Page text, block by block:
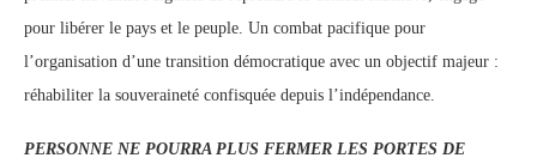
pour libérer le pays et le peuple. Un combat pacifique pour
l’organisation d’une transition démocratique avec un objectif majeur :
réhabiliter la souveraineté confisquée depuis l’indépendance.
PERSONNE NE POURRA PLUS FERMER LES PORTES DE